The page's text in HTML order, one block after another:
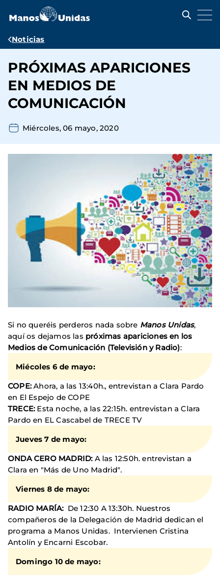
contenido
Ruta
navegación
Noticias
PRÓXIMAS APARICIONES
EN MEDIOS DE
COMUNICACIÓN
Miércoles, 06 mayo, 2020
Si no queréis perderos nada sobre Manos Unidas,
aquí os dejamos las próximas apariciones en los
Medios de Comunicación (Televisión y Radio):
Miécoles 6 de mayo:
COPE:Ahora, a las 13:40h., entrevistan a Clara Pardo
en El Espejo de COPE
TRECE: Esta noche, a las 22:15h. entrevistan a Clara
Pardo en EL Cascabel de TRECE TV
Jueves 7 de mayo:
ONDA CERO MADRID:A las 12:50h. entrevistan a
Clara en "Más de Uno Madrid".
Viernes 8 de mayo:
RADIO MARÍA:De 12:30 A 13:30h. Nuestros
compañeros de la Delegación de Madrid dedican el
programa a Manos Unidas. Intervienen Cristina
Antolín y Encarni Escobar.
Domingo 10 de mayo: